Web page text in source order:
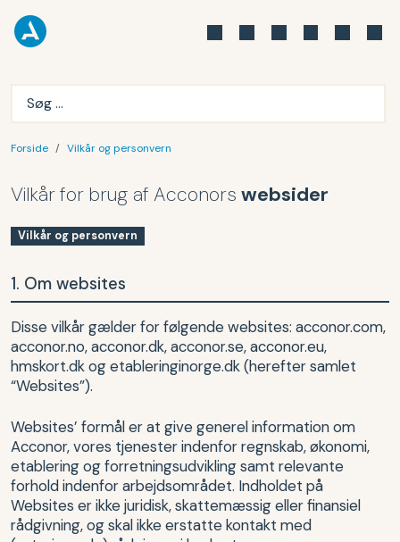
Forside Vilkår og personvern
Vilkår for brug af Acconors websider
Vilkår og personvern
1. Om websites
Disse vilkår gælder for følgende websites: acconor.com,
acconor.no, acconor.dk, acconor.se, acconor.eu,
hmskort.dk og etableringinorge.dk (herefter samlet
“Websites”).
Websites’ formål er at give generel information om
Acconor, vores tjenester indenfor regnskab, økonomi,
etablering og forretningsudvikling samt relevante
forhold indenfor arbejdsområdet. Indholdet på
Websites er ikke juridisk, skattemæssig eller finansiel
rådgivning, og skal ikke erstatte kontakt med